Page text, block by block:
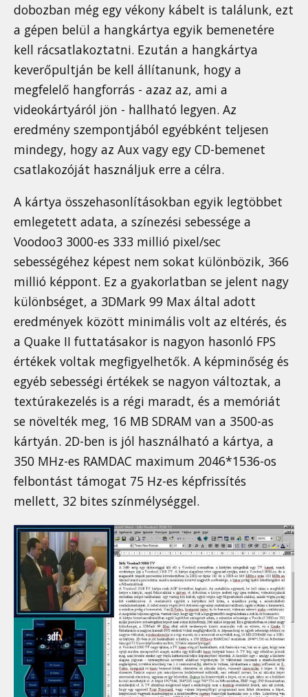
dobozban még egy vékony kábelt is találunk, ezt
a gépen belül a hangkártya egyik bemenetére
kell rácsatlakoztatni. Ezután a hangkártya
keverőpultján be kell állítanunk, hogy a
megfelelő hangforrás - azaz az, ami a
videokártyáról jön - hallható legyen. Az
eredmény szempontjából egyébként teljesen
mindegy, hogy az Aux vagy egy CD-bemenet
csatlakozóját használjuk erre a célra.
A kártya összehasonlításokban egyik legtöbbet
emlegetett adata, a színezési sebessége a
Voodoo3 3000-es 333 millió pixel/sec
sebességéhez képest nem sokat különbözik, 366
millió képpont. Ez a gyakorlatban se jelent nagy
különbséget, a 3DMark 99 Max által adott
eredmények között minimális volt az eltérés, és
a Quake II futtatásakor is nagyon hasonló FPS
értékek voltak megfigyelhetők. A képminőség és
egyéb sebességi értékek se nagyon változtak, a
textúrakezelés is a régi maradt, és a memóriát
se növelték meg, 16 MB SDRAM van a 3500-as
kártyán. 2D-ben is jól használható a kártya, a
350 MHz-es RAMDAC maximum 2046*1536-os
felbontást támogat 75 Hz-es képfrissítés
mellett, 32 bites színmélységgel.